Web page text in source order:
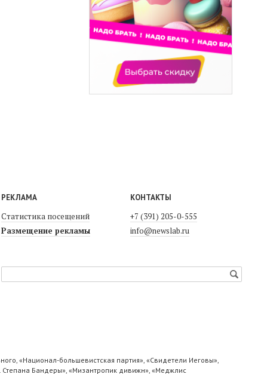
РЕКЛАМА
Статистика посещений
Размещение рекламы
КОНТАКТЫ
+7 (391) 205-0-555
info@newslab.ru
«Национал-большевистская партия», «Свидетели Иеговы»,
Бандеры», «Мизантропик дивижн», «Меджлис